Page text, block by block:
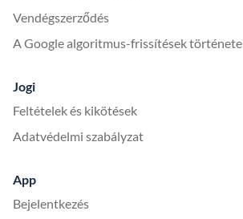
Vendégszerződés
A Google algoritmus-frissítések története
Jogi
Feltételek és kikötések
Adatvédelmi szabályzat
App
Bejelentkezés